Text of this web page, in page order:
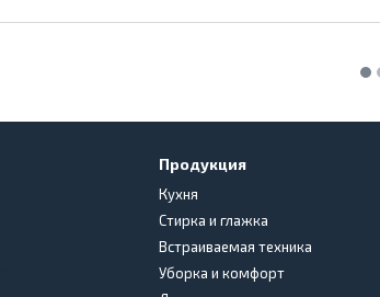
Продукция
Кухня
Стирка и глажка
Встраиваемая техника
Уборка и комфорт